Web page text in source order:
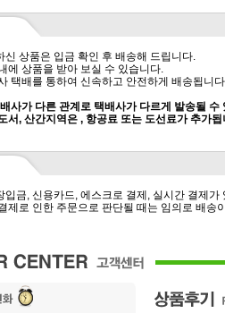
신 상품은 입금 확인 후 배송해 드립니다.
에 상품을 받아 보실 수 있습니다.
택배를 통하여 신속하고 안전하게 배송됩니
사가 다른 관계로 택배사가 다르게 발송될 수
서, 산간지역은 , 항공료 또는 도선료가 추가됩
입금, 신용카드, 에스크로 결제, 실시간 결제가
제로 인한 주문으로 판단될 때는 임의로 배송